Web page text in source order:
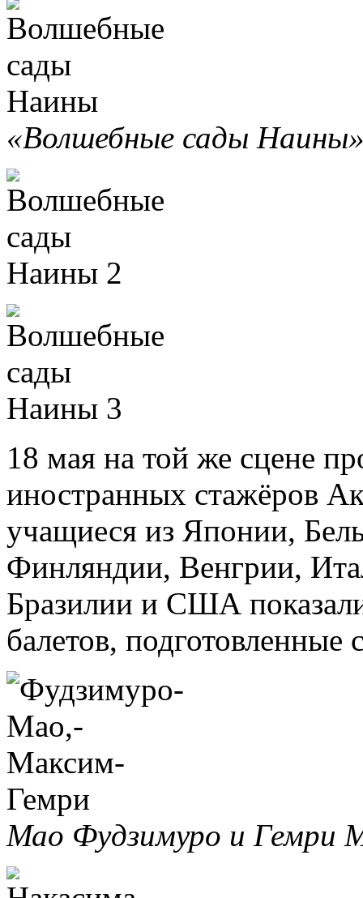
«Волшебные сады
18 мая на той же сцене
иностранных стажёров
учащиеся из Японии,
Финляндии, Венгрии,
Бразилии и США
балетов,
Мао Фудзимуро и Гемри